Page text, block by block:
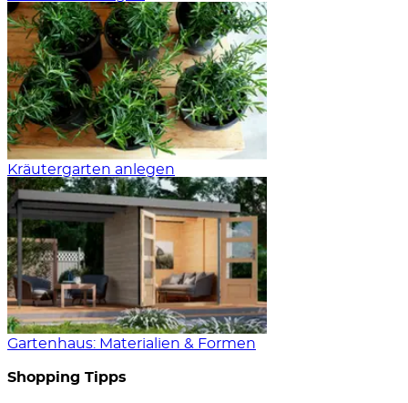
Kräutergarten anlegen
Gartenhaus: Materialien & Formen
Shopping Tipps